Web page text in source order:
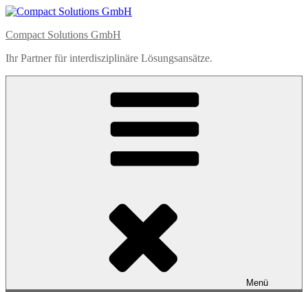
Zum
springen
Compact Solutions GmbH
Ihr Partner für interdisziplinäre Lösungsansätze.
Menü